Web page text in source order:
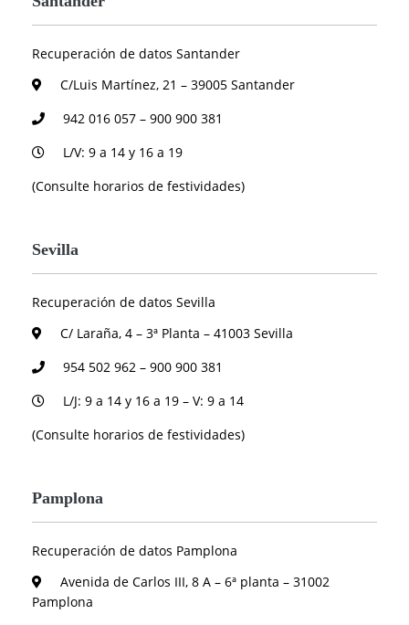
Recuperación de datos Santander
C/Luis Martínez, 21 – 39005 Santander
942 016 057 – 900 900 381
L/V: 9 a 14 y 16 a 19
(Consulte horarios de festividades)
Sevilla
Recuperación de datos Sevilla
C/ Laraña, 4 – 3ª Planta – 41003 Sevilla
954 502 962 – 900 900 381
L/J: 9 a 14 y 16 a 19 – V: 9 a 14
(Consulte horarios de festividades)
Pamplona
Recuperación de datos Pamplona
Avenida de Carlos III, 8 A – 6ª planta – 31002
Pamplona